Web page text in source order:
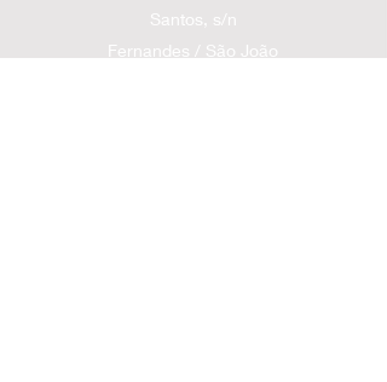
Santos, s/n
Fernandes / São João